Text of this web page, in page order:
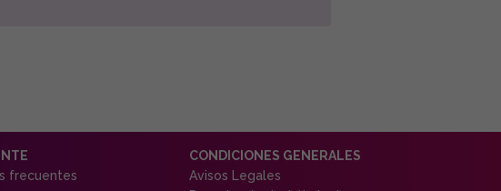
frecuentes
CONDICIONES GENERALES
Avisos Legales